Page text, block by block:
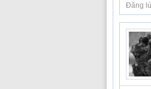
Đăng